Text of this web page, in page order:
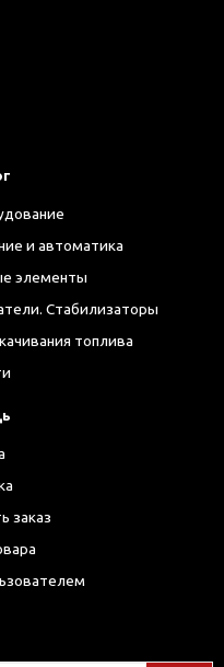
и автоматика
элементы
Стабилизаторы
топлива
заказ